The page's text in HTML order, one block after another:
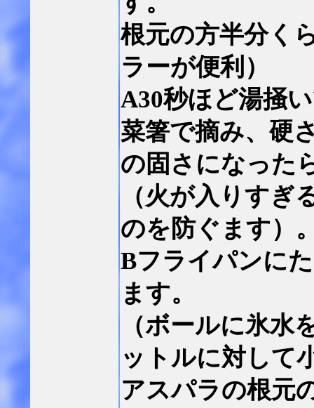
根元の方半分く
ラーが便利）
A30秒ほど湯掻
菜箸で摘み、硬
の固さになった
（火が入りすぎ
のを防ぐます）
Bフライパンに
ます。
（ボールに氷水
ットルに対して
アスパラの根元